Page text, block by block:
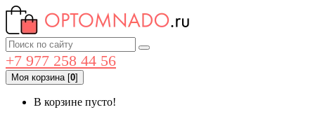
+7 977 258 44 56
Моя корзина[0]
В корзине пусто!